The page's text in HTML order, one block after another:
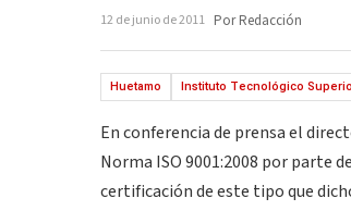
12 de junio de 2011 Por Redacción
Huetamo Instituto Tecnológico
En conferencia de prensa el
Norma ISO 9001:2008 por parte
certificación de este tipo que